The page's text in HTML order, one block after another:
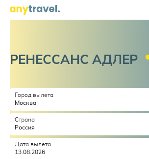
РЕНЕССАНС АДЛЕР
Город вылета
Москва
Страна
Россия
Дата вылета
13.08.2026